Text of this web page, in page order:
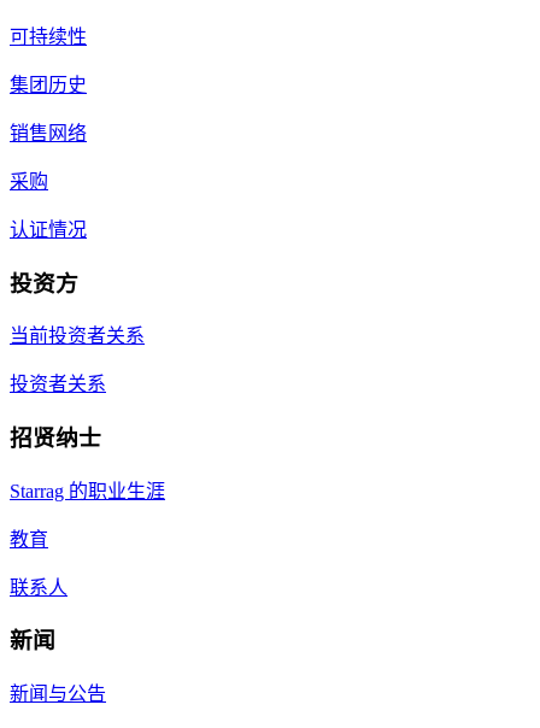
可持续性
集团历史
销售网络
采购
认证情况
投资方
当前投资者关系
投资者关系
招贤纳士
Starrag 的职业生涯
教育
联系人
新闻
新闻与公告